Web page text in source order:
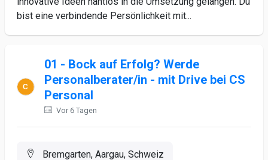
bist eine verbindende Persönlichkeit mit...
01 - Bock auf Erfolg? Werde
Personalberater/in - mit Drive bei CS
Personal
Vor 6 Tagen
Bremgarten, Aargau, Schweiz